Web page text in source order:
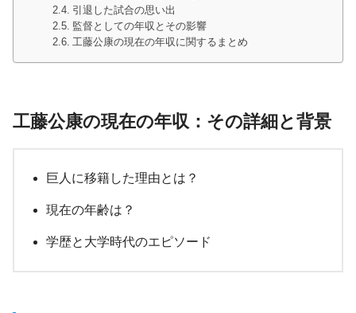
引退した試合の思い出
監督としての年収とその影響
工藤公康の現在の年収に関するまとめ
工藤公康の現在の年収：その詳細と背景
巨人に移籍した理由とは？
現在の年齢は？
学歴と大学時代のエピソード